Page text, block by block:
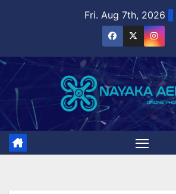
Fri. Aug 7th, 2026